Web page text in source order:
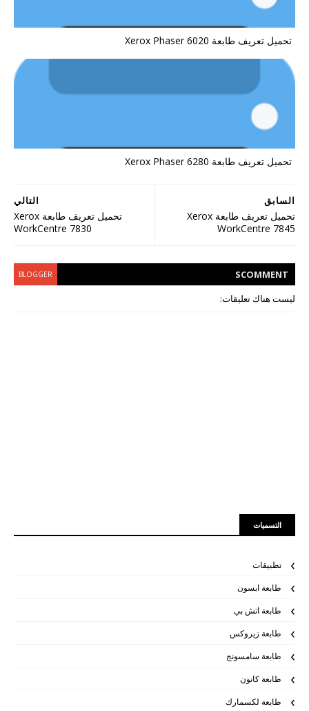
تحميل تعريف طابعة Xerox Phaser 6020
تحميل تعريف طابعة Xerox Phaser 6280
التالي
تحميل تعريف طابعة Xerox
WorkCentre 7830
السابق
تحميل تعريف طابعة Xerox
WorkCentre 7845
COMMENT
S
BLOGGER
ليست هناك تعليقات:
التسميات
تطبيقات
طابعة ابسون
طابعة اتش بي
طابعة زيروكس
طابعة سامسونج
طابعة كانون
طابعة لكسمارك